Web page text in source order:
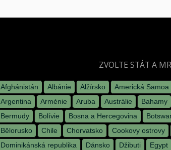
ZVOLTE STÁT A
Afghánistán Albánie Alžírsko Americká Samoa
Argentina
Arménie Aruba Austrálie Bahamy
Bermudy
Bolívie Bosna a Hercegovina
Bělorusko
Chile Chorvatsko Cookovy ostrovy
Dominikánská republika
Dánsko Džibuti Egypt